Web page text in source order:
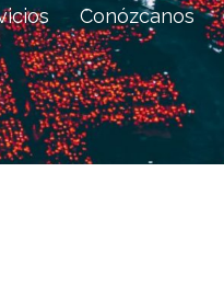
Conózcanos